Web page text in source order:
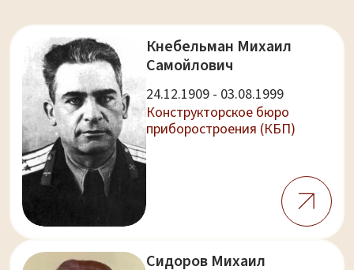
Кнебельман Михаил
Самойлович
24.12.1909 - 03.08.1999
Конструкторское бюро
приборостроения (КБП)
Сидоров Михаил